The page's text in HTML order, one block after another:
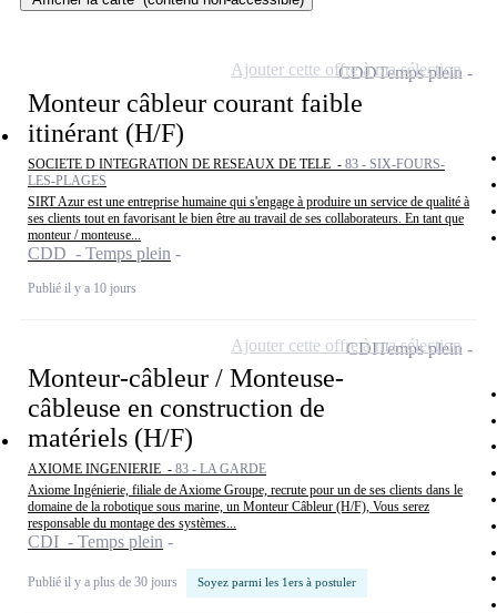
Monteur câbleur courant faible
itinérant (H/F)
SOCIETE D INTEGRATION DE RESEAUX DE TELE - 83 - SIX-FOURS-
LES-PLAGES
SIRT Azur est une entreprise humaine qui s'engage à produire un service de qualité à
ses clients tout en favorisant le bien être au travail de ses collaborateurs. En tant que
monteur / monteuse...
CDD - Temps plein
Publié il y a 10 jours
CDDTemps plein
Ajouter cette offre à ma sélection
Monteur-câbleur / Monteuse-
câbleuse en construction de
matériels (H/F)
AXIOME INGENIERIE - 83 - LA GARDE
Axiome Ingénierie, filiale de Axiome Groupe, recrute pour un de ses clients dans le
domaine de la robotique sous marine, un Monteur Câbleur (H/F), Vous serez
responsable du montage des systèmes...
CDI - Temps plein
Publié il y a plus de 30 jours Soyez parmi les 1ers à postuler
CDITemps plein
Ajouter cette offre à ma sélection